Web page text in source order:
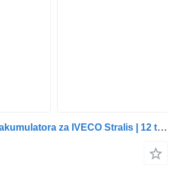
5801258838 kutija akumulatora za IVECO Stralis | 12 tegljača